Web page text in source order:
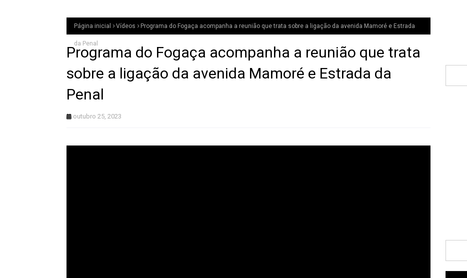
Página inicial Vídeos Programa do Fogaça acompanha a reunião que trata sobre a ligação da avenida Mamoré e Estrada
da Penal
Programa do Fogaça acompanha a reunião que trata
sobre a ligação da avenida Mamoré e Estrada da
Penal
outubro 25, 2023